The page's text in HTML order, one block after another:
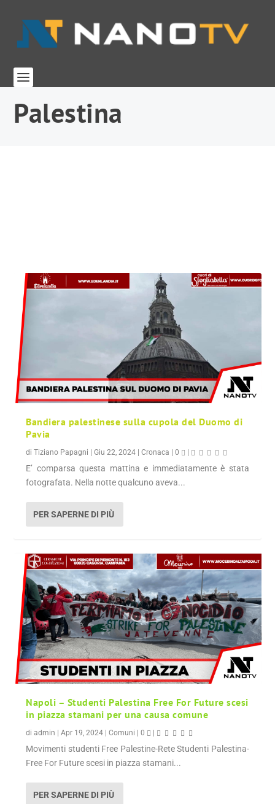
Palestina
Bandiera palestinese sulla cupola del Duomo di
Pavia
diTiziano Papagni |Giu 22, 2024 |Cronaca |0
E’ comparsa questa mattina e immediatamente è stata
fotografata. Nella notte qualcuno aveva...
PER SAPERNE DI PIÙ
Napoli – Studenti Palestina Free For Future scesi
in piazza stamani per una causa comune
diadmin |Apr 19, 2024 |Comuni |0 |
Movimenti studenti Free Palestine-Rete Studenti Palestina-
Free For Future scesi in piazza stamani...
PER SAPERNE DI PIÙ